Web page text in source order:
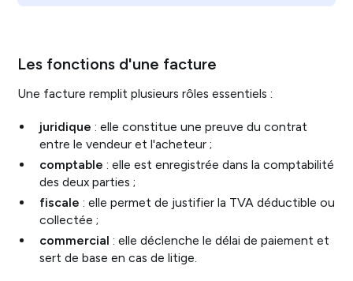
Les fonctions d'une facture
Une facture remplit plusieurs rôles essentiels :
juridique : elle constitue une preuve du contrat
entre le vendeur et l'acheteur ;
comptable : elle est enregistrée dans la comptabilité
des deux parties ;
fiscale : elle permet de justifier la TVA déductible ou
collectée ;
commercial : elle déclenche le délai de paiement et
sert de base en cas de litige.